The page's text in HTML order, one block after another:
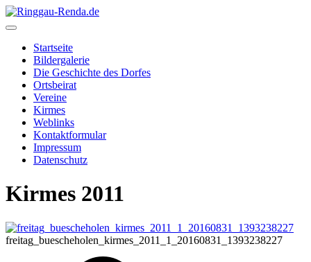
Startseite
Bildergalerie
Die Geschichte des Dorfes
Ortsbeirat
Vereine
Kirmes
Weblinks
Kontaktformular
Impressum
Datenschutz
Kirmes 2011
freitag_buescheholen_kirmes_2011_1_20160831_1393238227